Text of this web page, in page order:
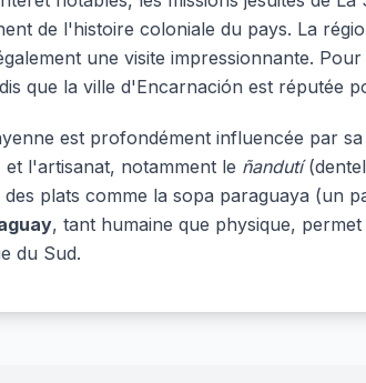
de l'histoire coloniale du pays. La
une visite impressionnante.
que la ville d'Encarnación est réputée
est profondément influencée par
et l'artisanat, notamment le ñandutí
plats comme la sopa paraguaya (un
, tant humaine que physique,
du Sud.